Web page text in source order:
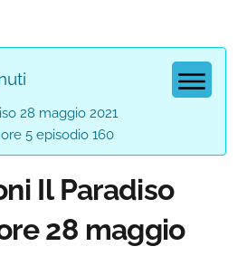
28 maggio 2021
5 episodio 160
Il Paradiso
28 maggio